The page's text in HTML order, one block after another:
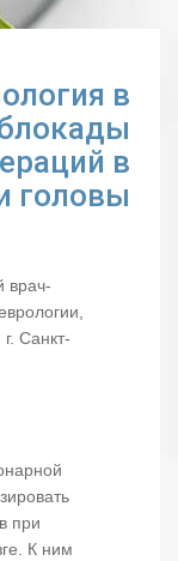
в
в
головы
врач-
Санкт-
при
К ним